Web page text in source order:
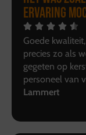
ervaring
Goede
precies zo als
gegeten op
personeel van
Lammert